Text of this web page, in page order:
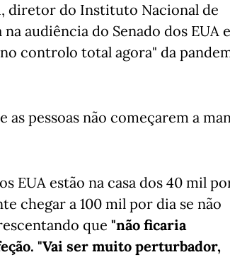
diretor do Instituto Nacional de
audiência do Senado dos EUA
controlo total agora" da
pessoas não começarem a
EUA estão na casa dos 40 mil
chegar a 100 mil por dia se não
que "não ficaria
"Vai ser muito perturbador,